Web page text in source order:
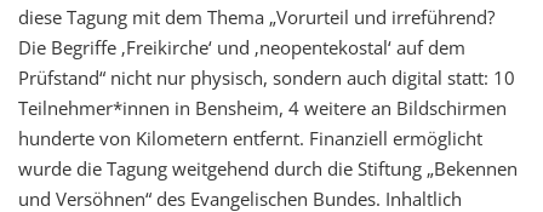
diese Tagung mit dem Thema „Vorurteil und irreführend?
Die Begriffe ‚Freikirche‘ und ‚neopentekostal‘ auf dem
Prüfstand“ nicht nur physisch, sondern auch digital statt: 10
Teilnehmer*innen in Bensheim, 4 weitere an Bildschirmen
hunderte von Kilometern entfernt. Finanziell ermöglicht
wurde die Tagung weitgehend durch die Stiftung „Bekennen
und Versöhnen“ des Evangelischen Bundes. Inhaltlich